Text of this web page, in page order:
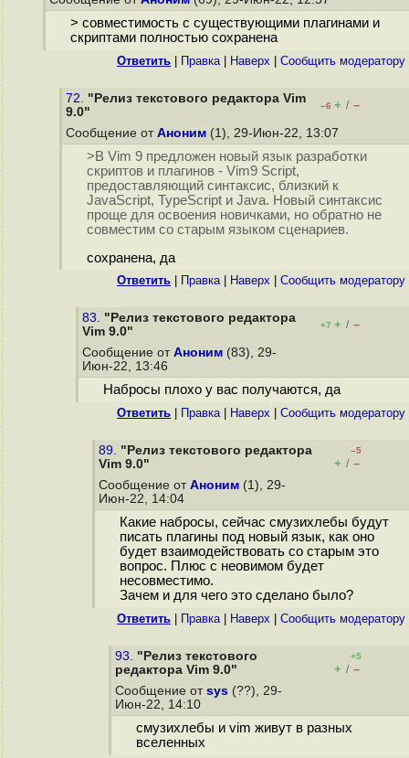
> совместимость с существующими плагинами и
скриптами полностью сохранена
Ответить Правка| Наверх Cообщить модератору
72. "Релиз текстового редактора Vim
9.0"
–6 + / –
Сообщение от Аноним (1), 29-Июн-22, 13:07
>В Vim 9 предложен новый язык разработки
скриптов и плагинов - Vim9 Script,
предоставляющий синтаксис, близкий к
JavaScript, TypeScript и Java. Новый синтаксис
проще для освоения новичками, но обратно не
совместим со старым языком сценариев.
сохранена, да
Ответить Правка| Наверх Cообщить модератору
83. "Релиз текстового редактора
Vim 9.0"
+7 + / –
Сообщение от Аноним (83), 29-
Июн-22, 13:46
Набросы плохо у вас получаются, да
Ответить Правка| Наверх Cообщить модератору
89. "Релиз текстового редактора
Vim 9.0"
–5
+ / –
Сообщение от Аноним (1), 29-
Июн-22, 14:04
Какие набросы, сейчас смузихлебы будут
писать плагины под новый язык, как оно
будет взаимодействовать со старым это
вопрос. Плюс с неовимом будет
несовместимо.
Зачем и для чего это сделано было?
Ответить Правка| Наверх Cообщить модератору
93. "Релиз текстового
редактора Vim 9.0"
+5
+ / –
Сообщение от sys (??), 29-
Июн-22, 14:10
смузихлебы и vim живут в разных
вселенных